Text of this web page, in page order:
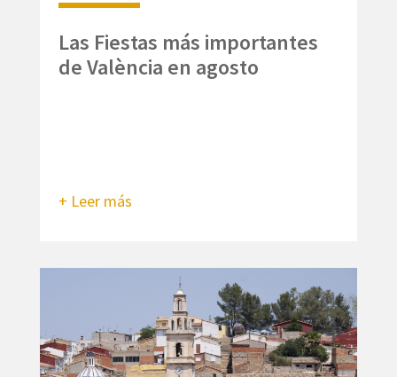
Las Fiestas más importantes
de València en agosto
+ Leer más